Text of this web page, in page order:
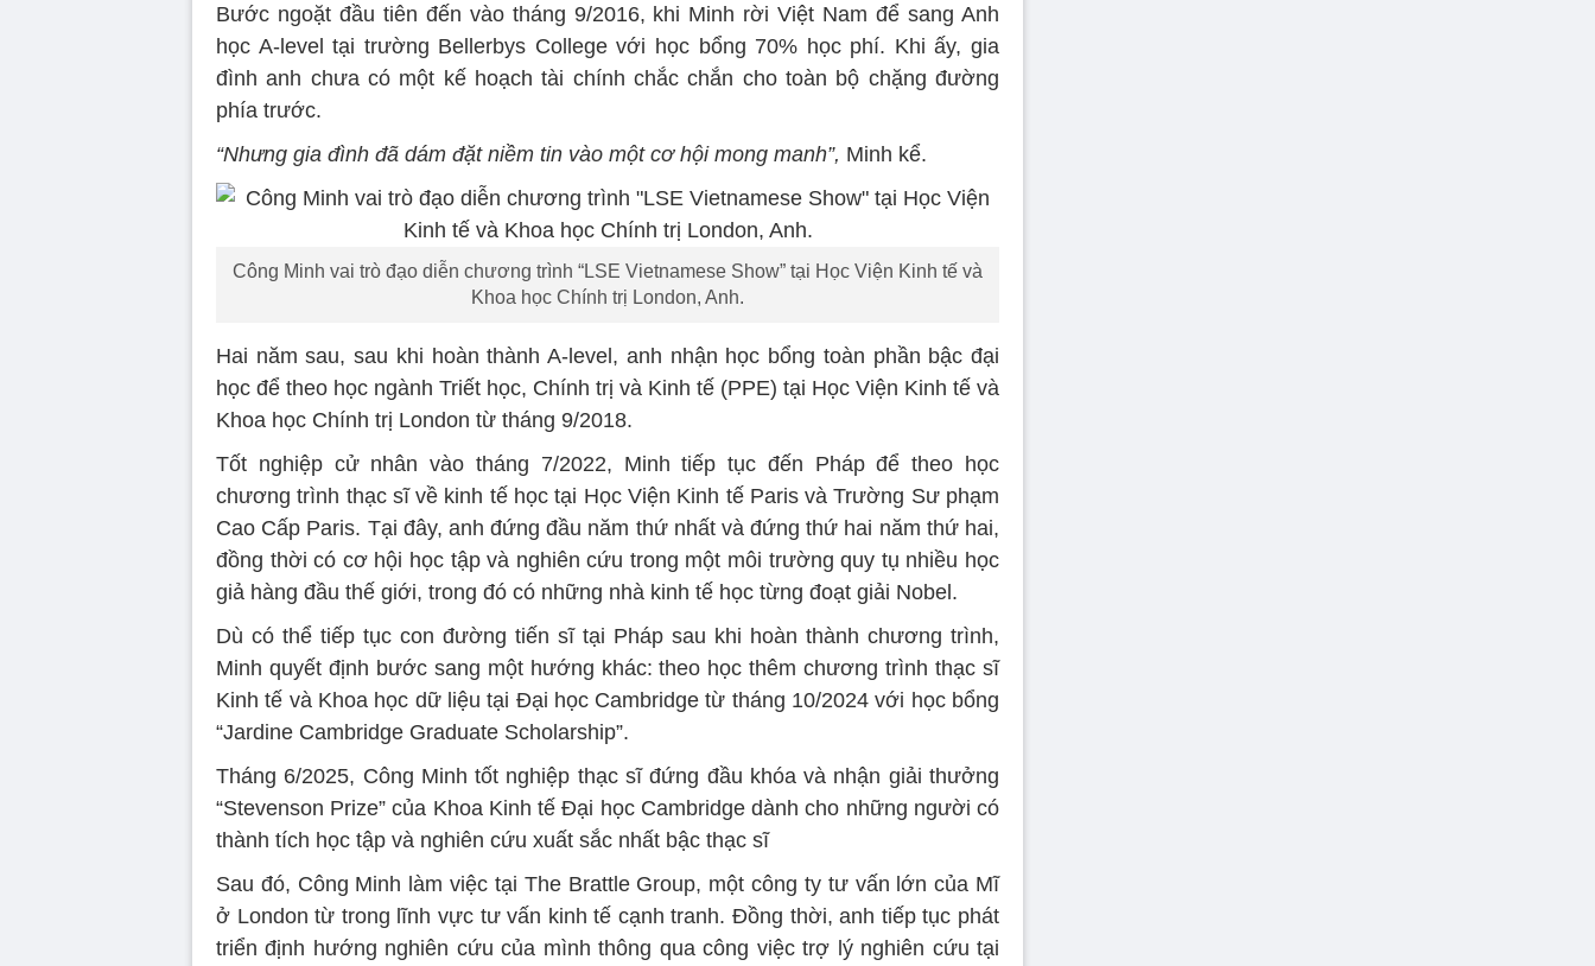
Bước ngoặt đầu tiên đến vào tháng 9/2016, khi Minh rời Việt Nam để sang Anh
học A-level tại trường Bellerbys College với học bổng 70% học phí. Khi ấy, gia
đình anh chưa có một kế hoạch tài chính chắc chắn cho toàn bộ chặng đường
phía trước.
“Nhưng gia đình đã dám đặt niềm tin vào một cơ hội mong manh”, Minh kể.
Công Minh vai trò đạo diễn chương trình “LSE Vietnamese Show” tại Học Viện Kinh tế và
Khoa học Chính trị London, Anh.
Hai năm sau, sau khi hoàn thành A-level, anh nhận học bổng toàn phần bậc đại
học để theo học ngành Triết học, Chính trị và Kinh tế (PPE) tại Học Viện Kinh tế và
Khoa học Chính trị London từ tháng 9/2018.
Tốt nghiệp cử nhân vào tháng 7/2022, Minh tiếp tục đến Pháp để theo học
chương trình thạc sĩ về kinh tế học tại Học Viện Kinh tế Paris và Trường Sư phạm
Cao Cấp Paris. Tại đây, anh đứng đầu năm thứ nhất và đứng thứ hai năm thứ hai,
đồng thời có cơ hội học tập và nghiên cứu trong một môi trường quy tụ nhiều học
giả hàng đầu thế giới, trong đó có những nhà kinh tế học từng đoạt giải Nobel.
Dù có thể tiếp tục con đường tiến sĩ tại Pháp sau khi hoàn thành chương trình,
Minh quyết định bước sang một hướng khác: theo học thêm chương trình thạc sĩ
Kinh tế và Khoa học dữ liệu tại Đại học Cambridge từ tháng 10/2024 với học bổng
“Jardine Cambridge Graduate Scholarship”.
Tháng 6/2025, Công Minh tốt nghiệp thạc sĩ đứng đầu khóa và nhận giải thưởng
“Stevenson Prize” của Khoa Kinh tế Đại học Cambridge dành cho những người có
thành tích học tập và nghiên cứu xuất sắc nhất bậc thạc sĩ
Sau đó, Công Minh làm việc tại The Brattle Group, một công ty tư vấn lớn của Mĩ
ở London từ trong lĩnh vực tư vấn kinh tế cạnh tranh. Đồng thời, anh tiếp tục phát
triển định hướng nghiên cứu của mình thông qua công việc trợ lý nghiên cứu tại